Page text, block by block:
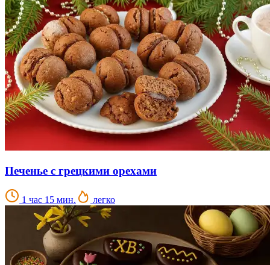
Печенье с грецкими орехами
1 час 15 мин. легко